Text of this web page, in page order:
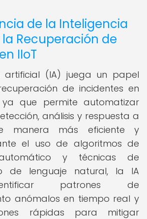
de la Inteligencia
Recuperación de
IIoT
artificial (IA) juega un papel
de incidentes en
ya que permite automatizar
análisis y respuesta a
manera más eficiente y
el uso de algoritmos de
y técnicas de
de lenguaje natural, la IA
patrones de
anómalos en tiempo real y
rápidas para mitigar